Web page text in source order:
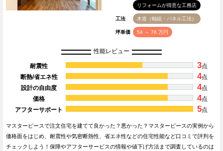
リフォームが得意な工務店
工法 木造（軸組・パネル工法）
坪単価 54 ～ 76 万円
性能レビュー
耐震性 3点
断熱/省エネ性
4点
設計の自由度
4点
価格
4点
アフターサポート
5点
マスターピースで注文住宅を建てて良かった？悪かった？マスターピースの実例から
価格面をはじめ、耐震性や気密断熱性、省エネ性などの住宅性能など口コミで評判を
チェックしよう！保障やアフターサービスの情報や値下げ方法まで調査しているのは